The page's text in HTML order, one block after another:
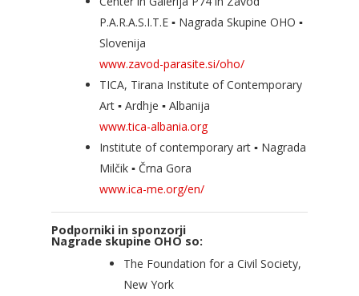
P.A.R.A.S.I.T.E ▪ Nagrada Skupine OHO ▪
Slovenija
www.zavod-parasite.si/oho/
TICA, Tirana Institute of Contemporary
Art ▪ Ardhje ▪ Albanija
www.tica-albania.org
Institute of contemporary art ▪ Nagrada
Milčik ▪ Črna Gora
www.ica-me.org/en/
Podporniki in sponzorji
Nagrade skupine OHO so:
The Foundation for a Civil Society,
New York